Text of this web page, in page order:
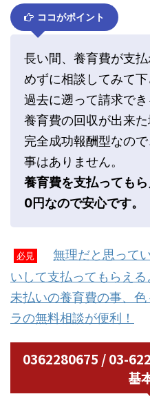
ココがポイント
長い間、養育費が支
めずに相談してみて下
過去に遡って請求でき
養育費の回収が出来
完全成功報酬型なの
事はありません。
養育費を支払っても
0円なので安心です。
必見
無理だと思って
いして支払ってもらえる
未払いの養育費の事、
ラの無料相談が便利！
0362280675 / 03-
基